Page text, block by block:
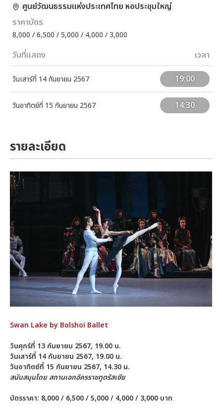
ศูนย์วัฒนธรรมแห่งประเทศไทย หอประชุมใหญ่
ราคาบัตร
8,000 / 6,500 / 5,000 / 4,000 / 3,000
วันที่แสดง เวลา
วันเสาร์ที่ 14 กันยายน 2567 19:00
วันอาทิตย์ที่ 15 กันยายน 2567 14:30
รายละเอียด
Swan Lake by Bolshoi Ballet
วันศุกร์ที่ 13 กันยายน 2567, 19.00 น.
วันเสาร์ที่ 14 กันยายน 2567, 19.00 น.
วันอาทิตย์ที่ 15 กันยายน 2567, 14.30 น.
สนับสนุนโดย สถานเอกอัครราชทูตรัสเซีย
บัตรราคา: 8,000 / 6,500 / 5,000 / 4,000 / 3,000 บาท